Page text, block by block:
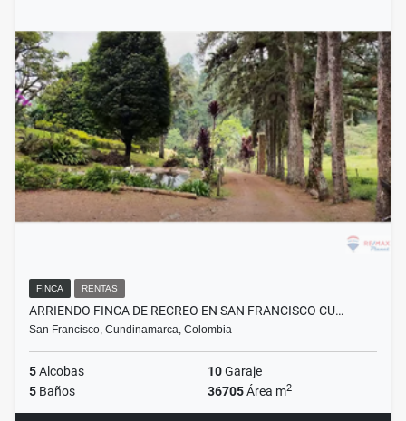
FINCA RENTAS
ARRIENDO FINCA DE RECREO EN SAN FRANCISCO CU…
San Francisco, Cundinamarca, Colombia
5Alcobas 10Garaje
5 Baños 36705Área m2